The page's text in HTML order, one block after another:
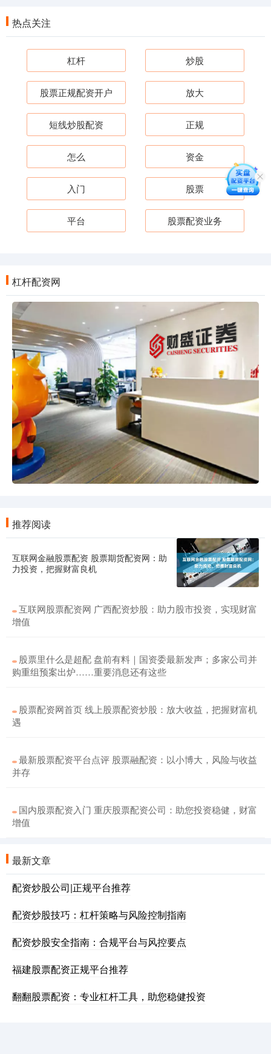
热点关注
杠杆 炒股
股票正规配资开户 放大
短线炒股配资 正规
怎么 资金
入门 股票
平台 股票配资业务
杠杆配资网
推荐阅读
互联网金融股票配资 股票期货配资网：助
力投资，把握财富良机
互联网股票配资网 广西配资炒股：助力股市投资，实现财富
增值
股票里什么是超配 盘前有料｜国资委最新发声；多家公司并
购重组预案出炉……重要消息还有这些
股票配资网首页 线上股票配资炒股：放大收益，把握财富机
遇
最新股票配资平台点评 股票融配资：以小博大，风险与收益
并存
国内股票配资入门 重庆股票配资公司：助您投资稳健，财富
增值
最新文章
配资炒股公司|正规平台推荐
配资炒股技巧：杠杆策略与风险控制指南
配资炒股安全指南：合规平台与风控要点
福建股票配资正规平台推荐
翻翻股票配资：专业杠杆工具，助您稳健投资